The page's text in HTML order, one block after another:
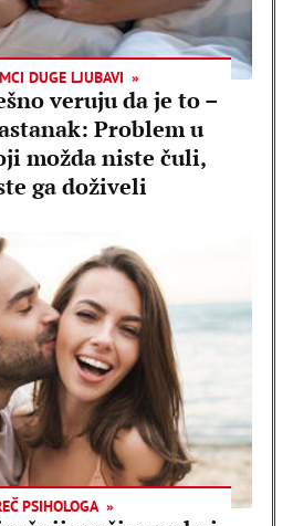
DUGE LJUBAVI
veruju da je to –
Problem u
možda niste čuli,
ga doživeli
PSIHOLOGA